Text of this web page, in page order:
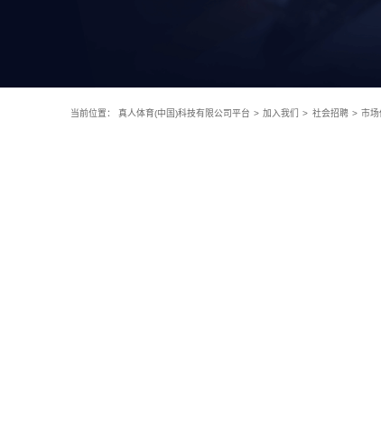
当前位置： 真人体育(中国)科技有限公司平台 > 加入我们 > 社会招聘 > 市场